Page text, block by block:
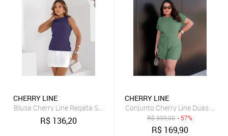
CHERRY LINE
Blusa Cherry Line Regata Sem Manga Textura Tricot Gola Redonda
R$ 136,20
CHERRY LINE
Conjunto Cherry Line Duas
R$399,00 - 57%
R$ 169,90